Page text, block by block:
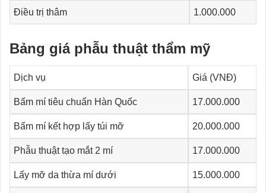
Điều trị thâm 1.000.000
Bảng giá phẫu thuật thẩm mỹ
Dịch vụ Giá (VNĐ)
Bấm mí tiêu chuẩn Hàn Quốc 17.000.000
Bấm mí kết hợp lấy túi mỡ 20.000.000
Phẫu thuật tạo mắt 2 mí 17.000.000
Lấy mỡ da thừa mí dưới 15.000.000